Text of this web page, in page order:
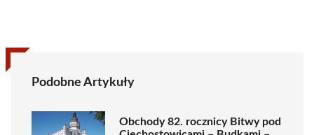
Podobne Artykuły
Obchody 82. rocznicy Bitwy pod